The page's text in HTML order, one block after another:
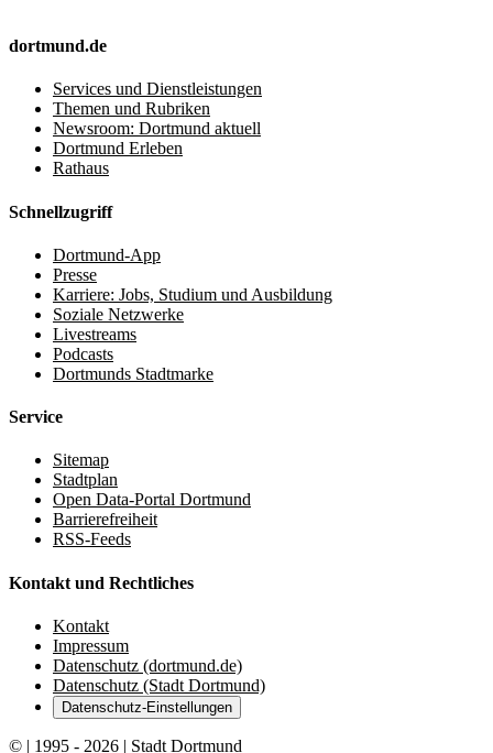
dortmund.de
Services und Dienstleistungen
Themen und Rubriken
Newsroom: Dortmund aktuell
Dortmund Erleben
Rathaus
Schnellzugriff
Dortmund-App
Presse
Karriere: Jobs, Studium und Ausbildung
Soziale Netzwerke
Livestreams
Podcasts
Dortmunds Stadtmarke
Service
Sitemap
Stadtplan
Open Data-Portal Dortmund
Barrierefreiheit
RSS-Feeds
Kontakt und Rechtliches
Kontakt
Impressum
Datenschutz (dortmund.de)
Datenschutz (Stadt Dortmund)
Datenschutz-Einstellungen
© | 1995 - 2026 | Stadt Dortmund